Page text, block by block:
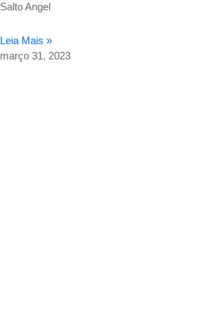
Salto Angel
Leia Mais »
março 31, 2023